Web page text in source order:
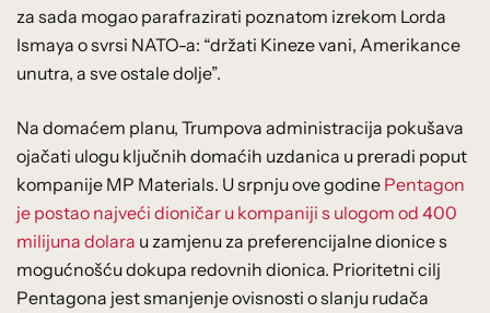
za sada mogao parafrazirati poznatom izrekom Lorda
Ismaya o svrsi NATO-a: “držati Kineze vani, Amerikance
unutra, a sve ostale dolje”.
Na domaćem planu, Trumpova administracija pokušava
ojačati ulogu ključnih domaćih uzdanica u preradi poput
kompanije MP Materials. U srpnju ove godine Pentagon
je postao najveći dioničar u kompaniji s ulogom od 400
milijuna dolara u zamjenu za preferencijalne dionice s
mogućnošću dokupa redovnih dionica. Prioritetni cilj
Pentagona jest smanjenje ovisnosti o slanju rudača